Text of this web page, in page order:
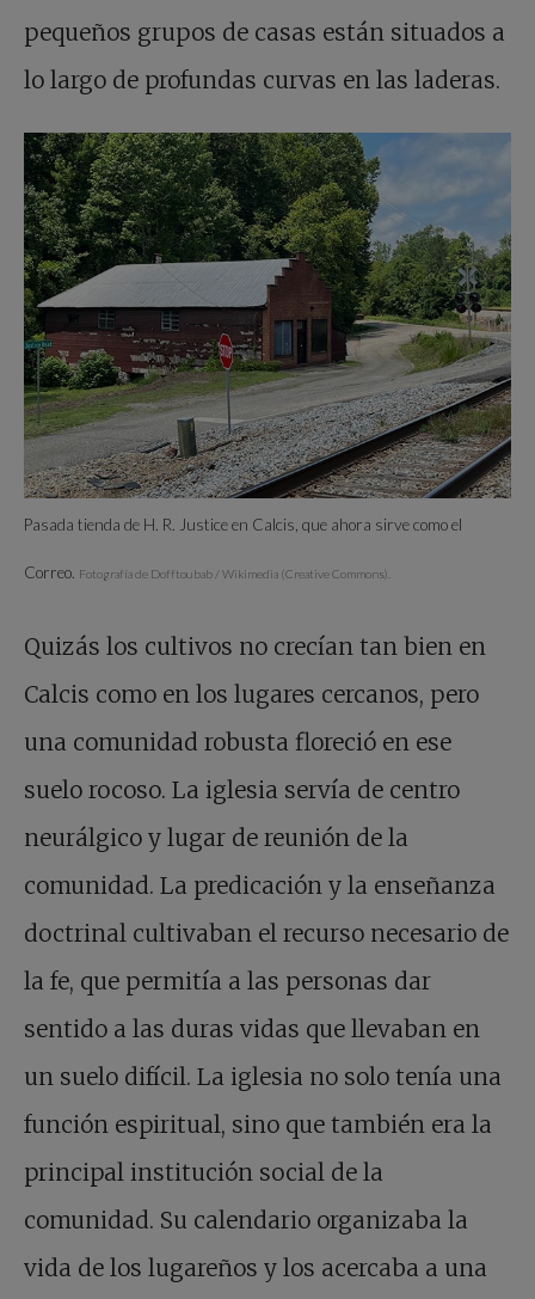
pequeños grupos de casas están situados a
lo largo de profundas curvas en las laderas.
Pasada tienda de H. R. Justice en Calcis, que ahora sirve como el
Correo. Fotografía de Dofftoubab / Wikimedia (Creative Commons).
Quizás los cultivos no crecían tan bien en
Calcis como en los lugares cercanos, pero
una comunidad robusta floreció en ese
suelo rocoso. La iglesia servía de centro
neurálgico y lugar de reunión de la
comunidad. La predicación y la enseñanza
doctrinal cultivaban el recurso necesario de
la fe, que permitía a las personas dar
sentido a las duras vidas que llevaban en
un suelo difícil. La iglesia no solo tenía una
función espiritual, sino que también era la
principal institución social de la
comunidad. Su calendario organizaba la
vida de los lugareños y los acercaba a una